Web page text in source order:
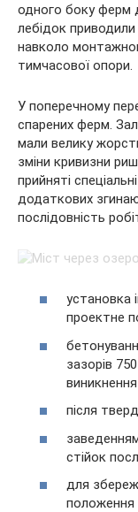
одного боку ферм
лебідок
навколо
тимчасової опори.
У поперечному
спарених ферм.
мали велику
зміни кривизни
прийняті
додаткових
послідовність
установка
проектне
зазорів
після
стійок
для
положення